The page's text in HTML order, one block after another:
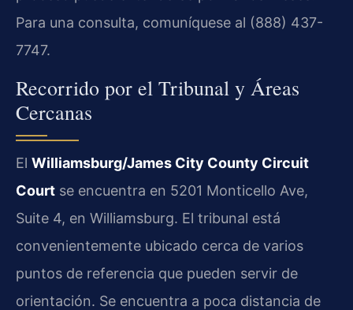
Para una consulta, comuníquese al (888) 437-
7747.
Recorrido por el Tribunal y Áreas
Cercanas
El Williamsburg/James City County Circuit
Court se encuentra en 5201 Monticello Ave,
Suite 4, en Williamsburg. El tribunal está
convenientemente ubicado cerca de varios
puntos de referencia que pueden servir de
orientación. Se encuentra a poca distancia de